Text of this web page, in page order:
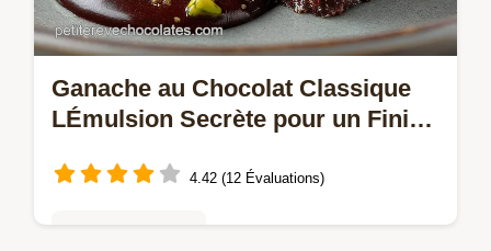
Ganache au Chocolat Classique
LÉmulsion Secrète pour un Fini
4.42 (12 Évaluations)